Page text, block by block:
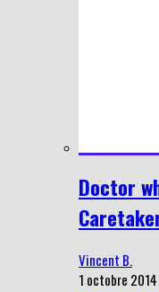
Doctor
Vincent B.
1 octobre 2014